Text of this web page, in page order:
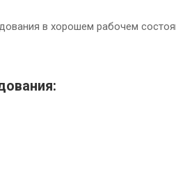
в хорошем рабочем